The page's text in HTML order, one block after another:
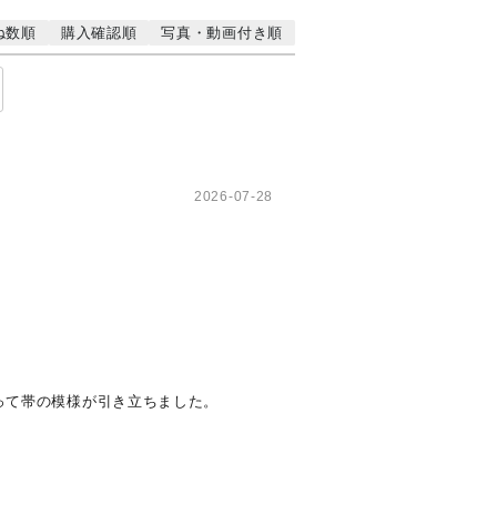
数順 購入確認順 写真・動画付き順
2026-07-28
帯の模様が引き立ちました。